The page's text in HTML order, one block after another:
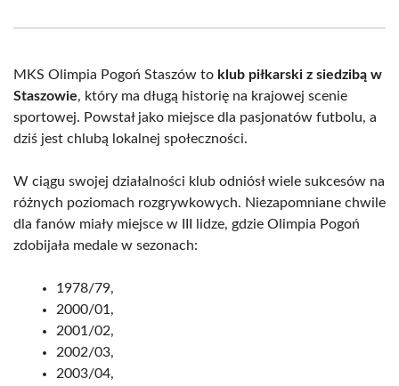
(Twitter)
MKS Olimpia Pogoń Staszów to klub piłkarski z siedzibą w
Staszowie, który ma długą historię na krajowej scenie
sportowej. Powstał jako miejsce dla pasjonatów futbolu, a
dziś jest chlubą lokalnej społeczności.
W ciągu swojej działalności klub odniósł wiele sukcesów na
różnych poziomach rozgrywkowych. Niezapomniane chwile
dla fanów miały miejsce w III lidze, gdzie Olimpia Pogoń
zdobijała medale w sezonach:
1978/79,
2000/01,
2001/02,
2002/03,
2003/04,